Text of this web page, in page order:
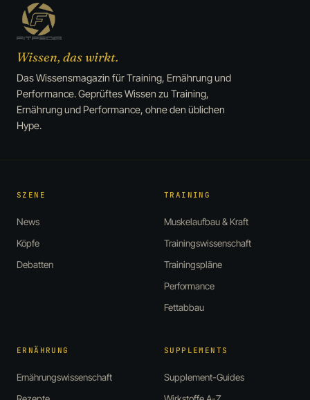
Wissen, das wirkt.
Das Wissensmagazin für Training, Ernährung und
Performance. Geprüftes Wissen zu Training,
Ernährung und Performance, ohne den üblichen
Hype.
SZENE
News
Köpfe
Debatten
TRAINING
Muskelaufbau & Kraft
Trainingswissenschaft
Trainingspläne
Performance
Fettabbau
ERNÄHRUNG
Ernährungswissenschaft
SUPPLEMENTS
Supplement-Guides